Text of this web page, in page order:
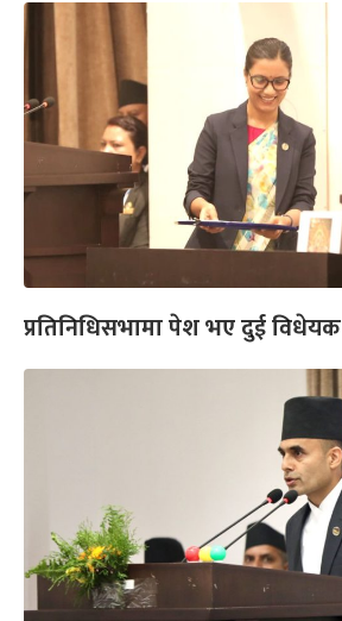
प्रतिनिधिसभामा पेश भए दुई विधेयक